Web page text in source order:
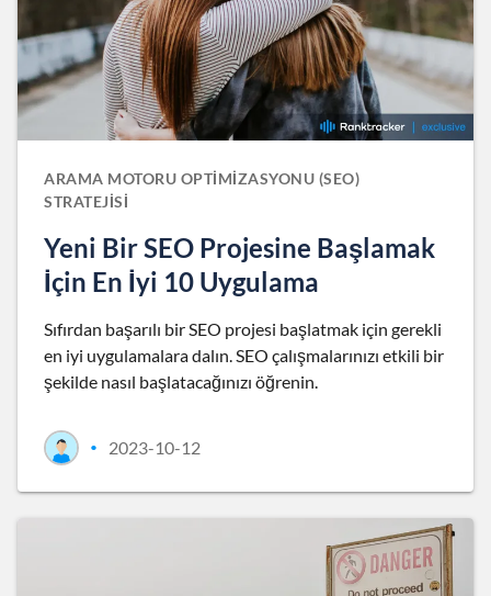
ARAMA MOTORU OPTIMIZASYONU (SEO)
STRATEJISI
Yeni Bir SEO Projesine Başlamak
İçin En İyi 10 Uygulama
Sıfırdan başarılı bir SEO projesi başlatmak için gerekli
en iyi uygulamalara dalın. SEO çalışmalarınızı etkili bir
şekilde nasıl başlatacağınızı öğrenin.
• 2023-10-12